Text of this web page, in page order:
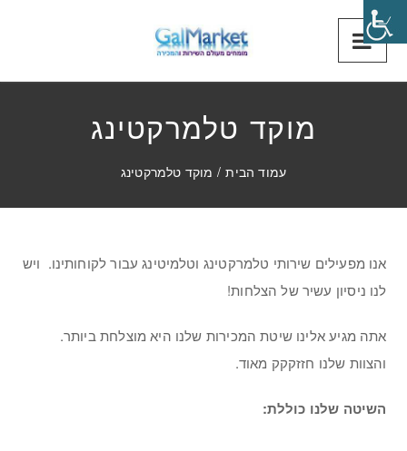
מוקד טלמרקטינג
עמוד הבית / מוקד טלמרקטינג
אנו מפעילים שירותי טלמרקטינג וטלמיטינג עבור לקוחותינו. ויש
לנו ניסיון עשיר של הצלחות!
אתה מגיע אלינו שיטת המכירות שלנו היא מוצלחת ביותר.
והצוות שלנו חזזקקק מאוד.
השיטה שלנו כוללת: